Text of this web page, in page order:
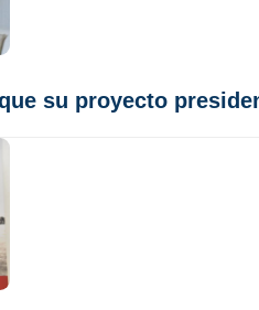
su proyecto